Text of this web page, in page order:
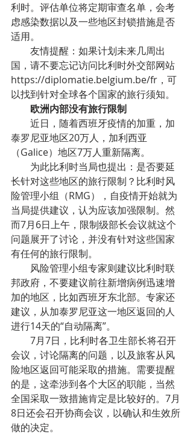
利时。评估单位将定期审查名单，会考
虑感染数据以及一些地区封锁措施是否
适用。
国，请不要忘记访问比利时外交部网站
https://diplomatie.belgium.be/fr，可
以找到针对全球各个国家的旅行须知。
        欧洲内部没有旅行限制
泰罗尼亚地区20万人，加利西亚
（Galice）地区7万人重新隔离。
长针对这些地区的旅行限制？比利时风
险管理小组（RMG），自疫情开始就为
当局提供建议，认为应该加强限制。然
而7月6日上午，限制级部长会议就这个
问题展开了讨论，并没有针对这些国家
有任何的旅行限制。
邦政府，不要建议前往新增病例迅速增
加的地区，比如西班牙东北部。专家还
建议，从加泰罗尼亚这一地区返回的人
进行14天的“自动隔离”。
会议，讨论隔离的问题，以及旅客从风
险地区返回可能采取的措施。需要提醒
的是，这牵涉到各个大区的职能，当然
全国采取一致措施肯定是比较好的。7月
8日还会召开协商会议，以确认和生效所
做的决定。